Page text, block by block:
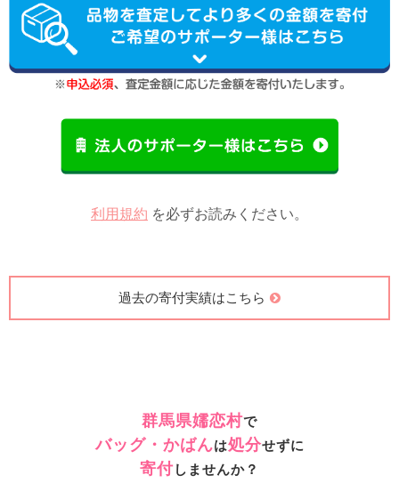
利用規約 を必ずお読みください。
過去の寄付実績はこちら
群馬県嬬恋村で
バッグ・かばんは処分せずに
寄付しませんか？